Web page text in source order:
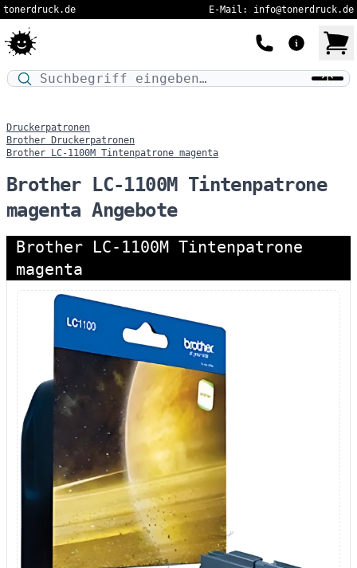
tonerdruck.de E-Mail: info@tonerdruck.de
Druckermodell oder Produktnamen eingeben…
Druckerpatronen
Brother Druckerpatronen
Brother LC-1100M Tintenpatrone magenta
Brother LC-1100M Tintenpatrone
magenta Angebote
Brother LC-1100M Tintenpatrone
magenta